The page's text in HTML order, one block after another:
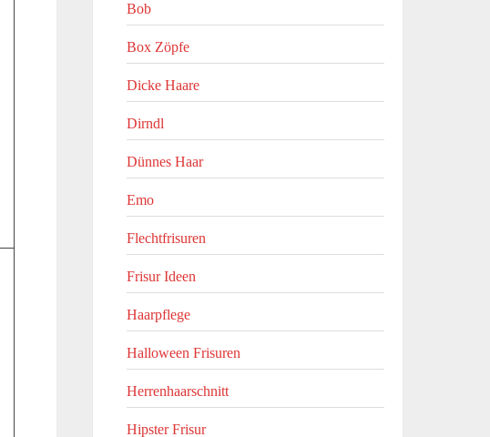
Bob
Box Zöpfe
Dicke Haare
Dirndl
Dünnes Haar
Emo
Flechtfrisuren
Frisur Ideen
Haarpflege
Halloween Frisuren
Herrenhaarschnitt
Hipster Frisur